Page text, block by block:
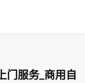
门服务_商用自